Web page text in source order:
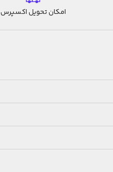
امکان تحویل اکسپرس